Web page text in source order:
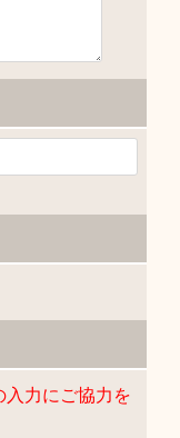
入力にご協力を